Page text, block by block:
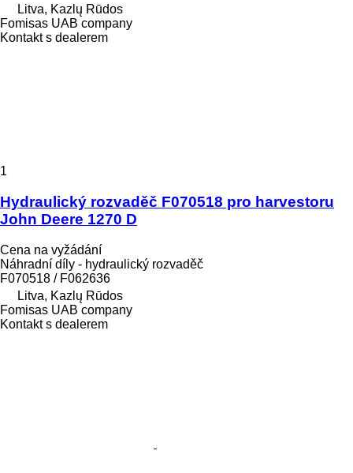
Litva, Kazlų Rūdos
Fomisas UAB company
Kontakt s dealerem
1
Hydraulický rozvaděč F070518 pro harvestoru
John Deere 1270 D
Cena na vyžádání
Náhradní díly - hydraulický rozvaděč
F070518 / F062636
Litva, Kazlų Rūdos
Fomisas UAB company
Kontakt s dealerem